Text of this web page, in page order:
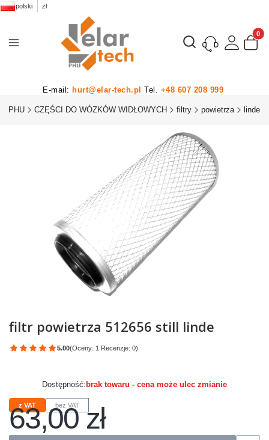
polski zł
Otwórz wyszukiwarkę
E-mail: hurt@elar-tech.pl Tel. +48 607 208 999
PHU CZĘŚCI DO WÓZKÓW WIDŁOWYCH filtry powietrza linde
filtr powietrza 512656 still linde
5.00(Oceny: 1 Recenzje: 0)
Przejdź do sekcji Opinie
Dostępność: brak towaru - cena może ulec zmianie
z VAT bez VAT
Cena
63,00 zł